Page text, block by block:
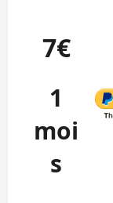
7€
1
moi
s